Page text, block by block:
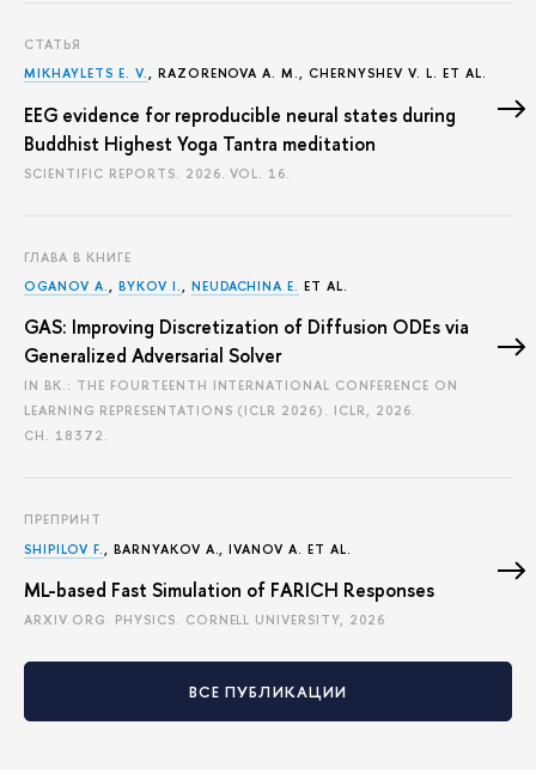
СТАТЬЯ
MIKHAYLETS E. V., RAZORENOVA A. М., CHERNYSHEV V. L. ET AL.
EEG evidence for reproducible neural states during
Buddhist Highest Yoga Tantra meditation
SCIENTIFIC REPORTS. 2026. VOL. 16.
ГЛАВА В КНИГЕ
OGANOV A., BYKOV I., NEUDACHINA E. ET AL.
GAS: Improving Discretization of Diffusion ODEs via
Generalized Adversarial Solver
IN BK.: THE FOURTEENTH INTERNATIONAL CONFERENCE ON
LEARNING REPRESENTATIONS (ICLR 2026). ICLR, 2026.
CH. 18372.
ПРЕПРИНТ
SHIPILOV F.
, BARNYAKOV A., IVANOV A. ET AL.
ML-based Fast Simulation of FARICH Responses
ARXIV.ORG. PHYSICS. CORNELL UNIVERSITY, 2026
ВСЕ ПУБЛИКАЦИИ